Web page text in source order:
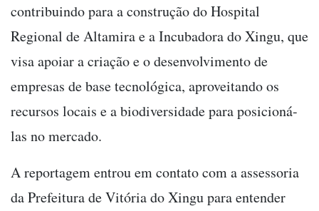
contribuindo para a construção do Hospital
Regional de Altamira e a Incubadora do Xingu, que
visa apoiar a criação e o desenvolvimento de
empresas de base tecnológica, aproveitando os
recursos locais e a biodiversidade para posicioná-
las no mercado.
A reportagem entrou em contato com a assessoria
da Prefeitura de Vitória do Xingu para entender